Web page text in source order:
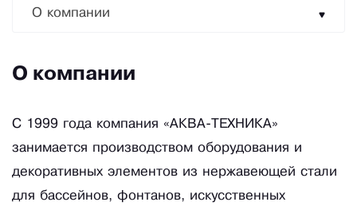
О компании
О компании
C 1999 года компания «АКВА-ТЕХНИКА»
занимается производством оборудования и
декоративных элементов из нержавеющей стали
для бассейнов, фонтанов, искусственных